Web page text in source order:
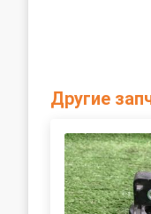
Другие